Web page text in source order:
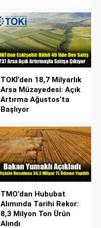
TOKİ’den 18,7 Milyarlık
Arsa Müzayedesi: Açık
Artırma Ağustos’ta
Başlıyor
TMO’dan Hububat
Alımında Tarihi Rekor:
8,3 Milyon Ton Ürün
Alındı